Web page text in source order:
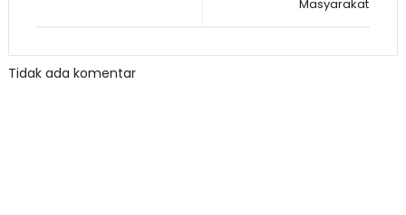
Masyarakat
Tidak ada komentar